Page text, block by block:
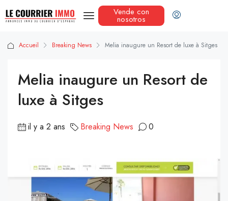
Vende con
nosotros
Accueil Breaking News Melia inaugure un Resort de luxe à Sitges
Melia inaugure un Resort de
luxe à Sitges
il y a 2 ans Breaking News 0